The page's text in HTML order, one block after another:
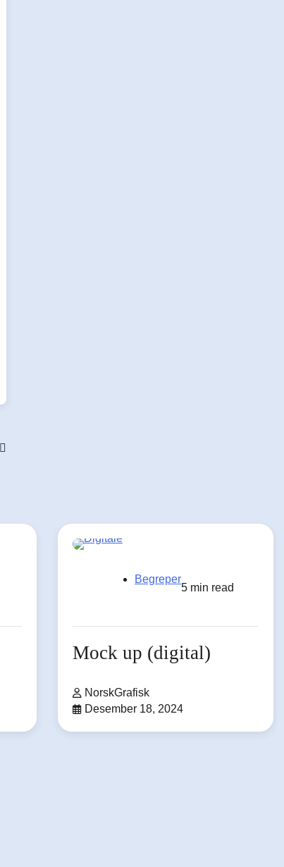
Begreper
5 min read
Mock up (digital)
NorskGrafisk
Desember 18, 2024